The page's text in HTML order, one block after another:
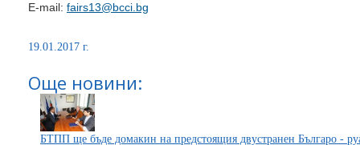
E-mail: fairs13@bcci.bg
19.01.2017 г.
Още новини:
БТПП ще бъде домакин на предстоящия двустранен Българо -